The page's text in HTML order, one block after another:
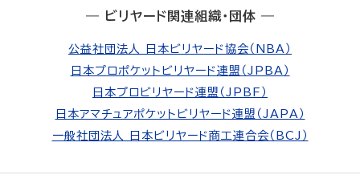
― ビリヤード関連組織・団体 ―
公益社団法人 日本ビリヤード協会（NBA）
日本プロポケットビリヤード連盟（JPBA）
日本プロビリヤード連盟（JPBF）
日本アマチュアポケットビリヤード連盟（JAPA）
一般社団法人 日本ビリヤード商工連合会（BCJ）